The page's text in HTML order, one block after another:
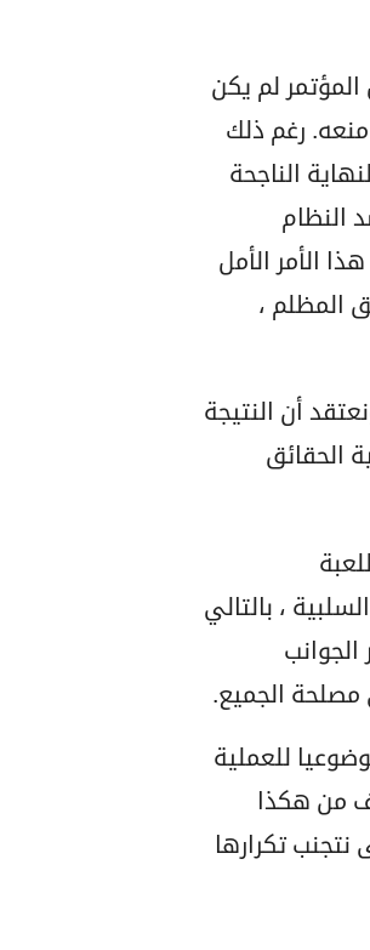
لم يكن
منعه. رغم ذلك
الناجحة
النظام
الأمر الأمل
المظلم ،
أن النتيجة
الحقائق
، بالتالي
مصلحة الجميع.
للعملية
من هكذا
تكرارها